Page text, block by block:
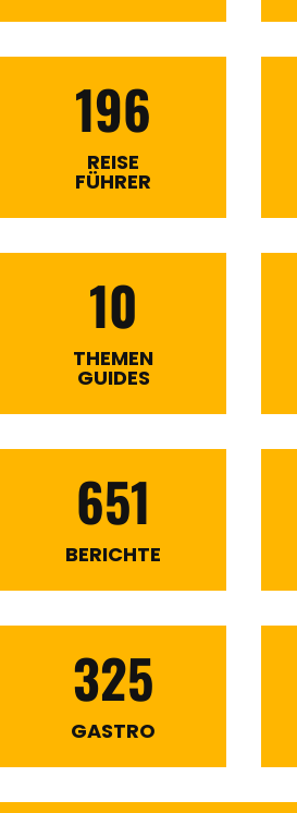
196
REISE
FÜHRER
10
THEMEN
GUIDES
651
BERICHTE
325
GASTRO